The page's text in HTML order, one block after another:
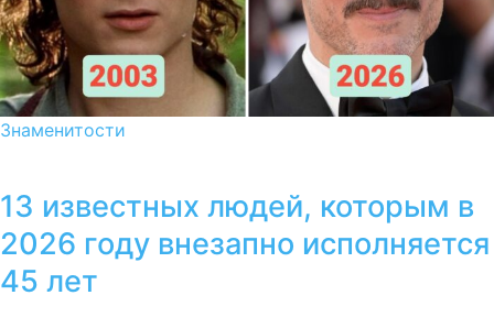
Знаменитости
13 известных людей, которым в
2026 году внезапно исполняется
45 лет